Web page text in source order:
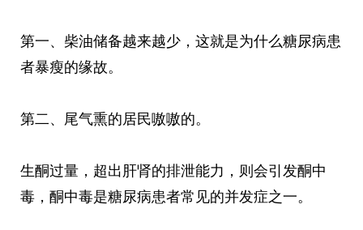
第一、柴油储备越来越少，这就是为什么糖尿病患
者暴瘦的缘故。
第二、尾气熏的居民嗷嗷的。
生酮过量，超出肝肾的排泄能力，则会引发酮中
毒，酮中毒是糖尿病患者常见的并发症之一。